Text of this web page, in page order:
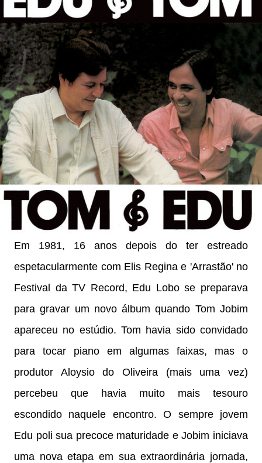
Em 1981, 16 anos depois do ter estreado
espetacularmente com Elis Regina e 'Arrastão' no
Festival da TV Record, Edu Lobo se preparava
para gravar um novo álbum quando Tom Jobim
apareceu no estúdio. Tom havia sido convidado
para tocar piano em algumas faixas, mas o
produtor Aloysio do Oliveira (mais uma vez)
percebeu que havia muito mais tesouro
escondido naquele encontro. O sempre jovem
Edu poli sua precoce maturidade e Jobim iniciava
uma nova etapa em sua extraordinária jornada,